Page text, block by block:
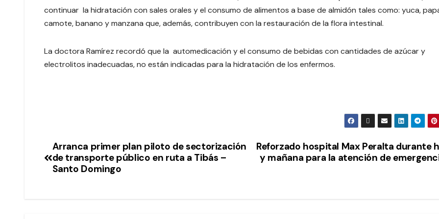
continuar la hidratación con sales orales y el consumo de alimentos a base de almidón tales como: yuca,
camote, banano y manzana que, además, contribuyen con la restauración de la flora intestinal.
La doctora Ramírez recordó que la automedicación y el consumo de bebidas con cantidades de azúcar y
electrolitos inadecuadas, no están indicadas para la hidratación de los enfermos.
Reforzado hospital Max Peralta durante
y mañana para la atención de
Arranca primer plan piloto de sectorización
de transporte público en ruta a Tibás –
Santo Domingo